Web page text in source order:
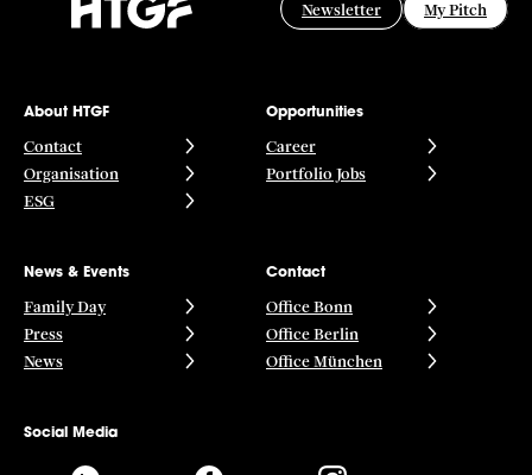
Newsletter My Pitch
About HTGF
Contact
Organisation
ESG
Opportunities
Career
Portfolio Jobs
News & Events
Family Day
Press
News
Contact
Office Bonn
Office Berlin
Office München
Social Media